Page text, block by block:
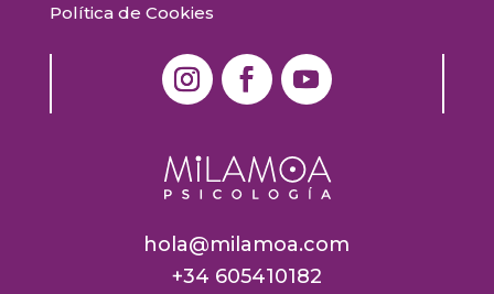
Política de Cookies
hola@milamoa.com
+34 605410182